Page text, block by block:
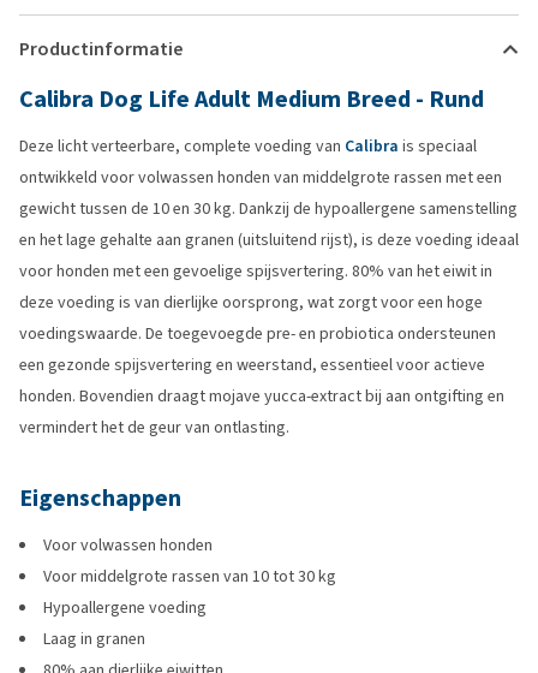
Productinformatie
Calibra Dog Life Adult Medium Breed - Rund
Deze licht verteerbare, complete voeding van Calibra is speciaal
ontwikkeld voor volwassen honden van middelgrote rassen met een
gewicht tussen de 10 en 30 kg. Dankzij de hypoallergene samenstelling
en het lage gehalte aan granen (uitsluitend rijst), is deze voeding ideaal
voor honden met een gevoelige spijsvertering. 80% van het eiwit in
deze voeding is van dierlijke oorsprong, wat zorgt voor een hoge
voedingswaarde. De toegevoegde pre- en probiotica ondersteunen
een gezonde spijsvertering en weerstand, essentieel voor actieve
honden. Bovendien draagt mojave yucca-extract bij aan ontgifting en
vermindert het de geur van ontlasting.
Eigenschappen
Voor volwassen honden
Voor middelgrote rassen van 10 tot 30 kg
Hypoallergene voeding
Laag in granen